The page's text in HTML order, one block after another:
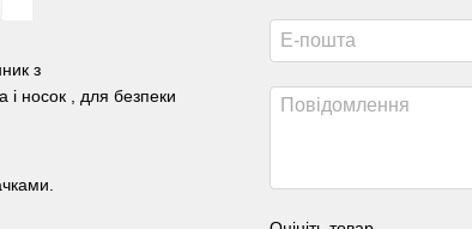
з
носок , для безпеки